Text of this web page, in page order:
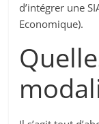
d’intégrer une
Economique).